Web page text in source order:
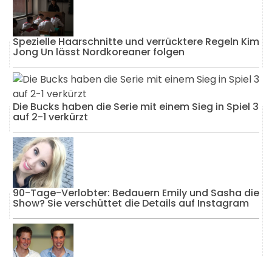
Spezielle Haarschnitte und verrücktere Regeln Kim
Jong Un lässt Nordkoreaner folgen
Die Bucks haben die Serie mit einem Sieg in Spiel 3
auf 2-1 verkürzt
90-Tage-Verlobter: Bedauern Emily und Sasha die
Show? Sie verschüttet die Details auf Instagram